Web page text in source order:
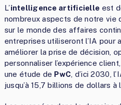
L’intelligence artificielle est
nombreux aspects de notre vie
sur le monde des affaires
entreprises utiliseront l’IA pour
améliorer la prise de décision,
personnaliser l’expérience
une étude de PwC , d’ici 2030,
jusqu’à 15,7 billions de dollars à